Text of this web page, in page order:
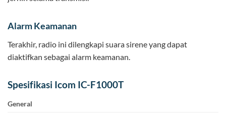
Alarm Keamanan
Terakhir, radio ini dilengkapi suara sirene yang dapat
diaktifkan sebagai alarm keamanan.
Spesifikasi Icom IC-F1000T
General